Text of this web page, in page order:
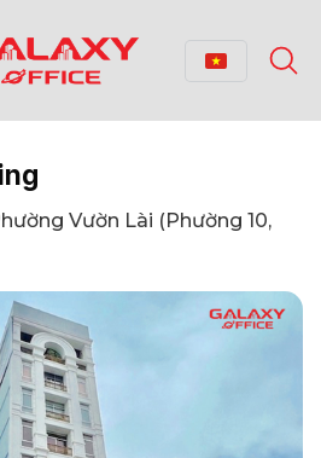
Vườn Lài (Phường 10,